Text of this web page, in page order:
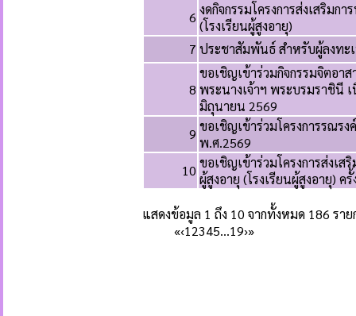
6 งดกิจกรรมโครงการส่งเสริม
(โรงเรียนผู้สูงอายุ)
7 ประชาสัมพันธ์ สำหรับผู้ลงทะ
8
ขอเชิญเข้าร่วมกิจกรรมจิตอา
พระนางเจ้าฯ พระบรมราชินี
มิถุนายน 2569
9 ขอเชิญเข้าร่วมโครงการรณ
พ.ศ.2569
10 ขอเชิญเข้าร่วมโครงการส่ง
ผู้สูงอายุ (โรงเรียนผู้สูงอายุ) ค
แสดงข้อมูล 1 ถึง 10 จากทั้งหมด 186 ราย
«‹12345…19›»